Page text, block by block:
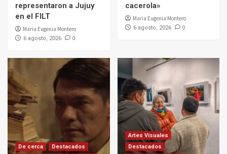
representaron a Jujuy
en el FILT
Maria Eugenia Montero
6 agosto, 2026 0
cacerola»
Maria Eugenia Montero
6 agosto, 2026 0
De cerca
Destacados
Artes Visuales
Destacados